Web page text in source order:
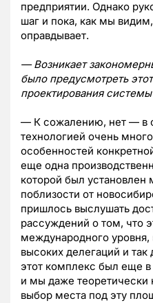
предприятии. Однако
шаг и пока, как мы
оправдывает.
— Возникает
было предусмотреть
проектирования
— К сожалению, нет — в
технологией очень
особенностей
еще одна
которой был установлен
поблизости от
пришлось выслушать
рассуждений о том, что
международного уровня,
высоких делегаций и
этот комплекс был еще
и мы даже теоретически
выбор места под эту